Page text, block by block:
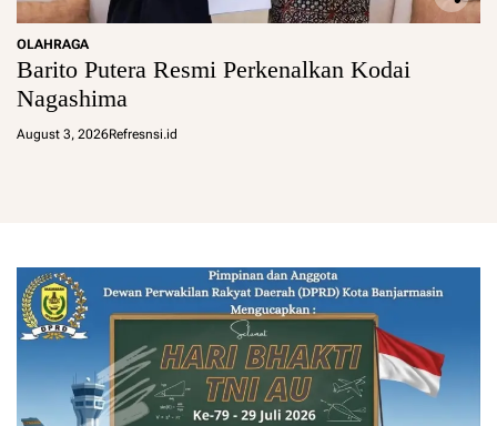
OLAHRAGA
Barito Putera Resmi Perkenalkan Kodai
Nagashima
August 3, 2026Refresnsi.id